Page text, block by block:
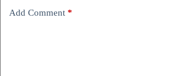
Add Comment *